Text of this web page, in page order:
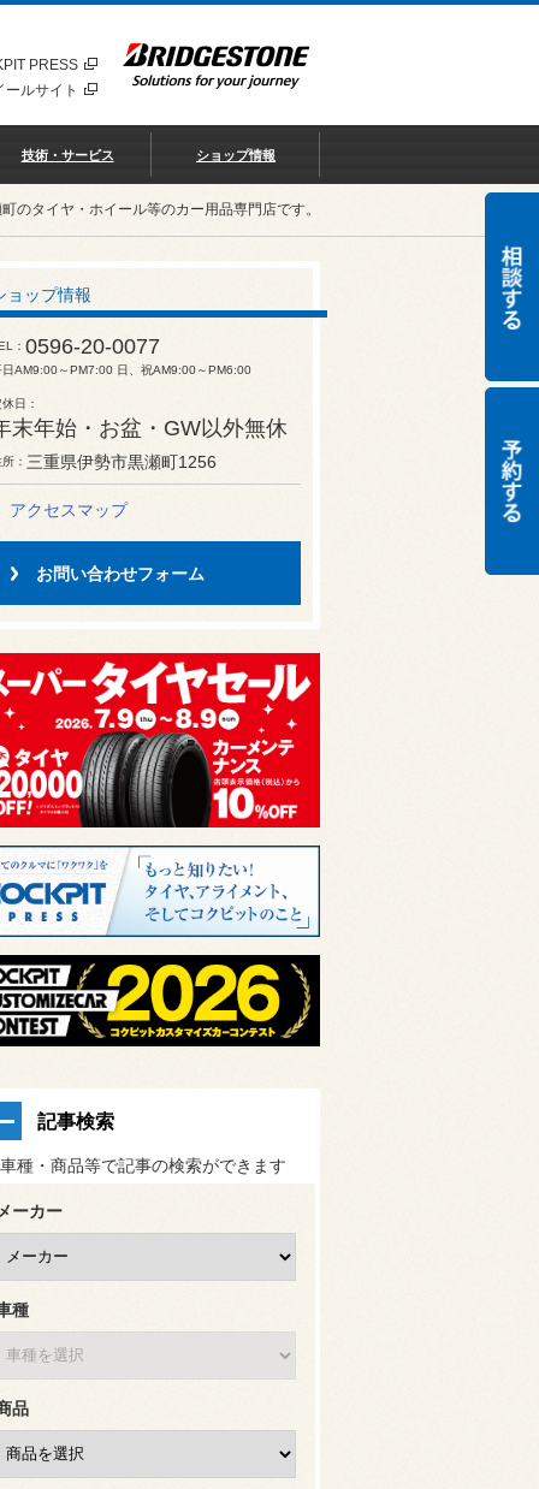
PRESS
ルサイト
技術・サービス ショップ情報
のタイヤ・ホイール等のカー用品専門店です。
ョップ情報
0596-20-0077
日AM9:00～PM7:00 日、祝AM9:00～PM6:00
日
末年始・お盆・GW以外無休
所 三重県伊勢市黒瀬町1256
アクセスマップ
お問い合わせフォーム
記事検索
種・商品等で記事の検索ができます
ーカー
種
品